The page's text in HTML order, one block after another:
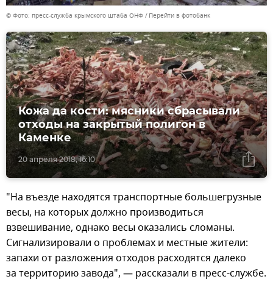
© Фото: пресс-служба крымского штаба ОНФ Перейти в фотобанк
20 апреля 2018, 16:10
Кожа да кости: мясники сбрасывали
отходы на закрытый полигон в
Каменке
"На въезде находятся транспортные большегрузные
весы, на которых должно производиться
взвешивание, однако весы оказались сломаны.
Сигнализировали о проблемах и местные жители:
запахи от разложения отходов расходятся далеко
за территорию завода", — рассказали в пресс-службе.